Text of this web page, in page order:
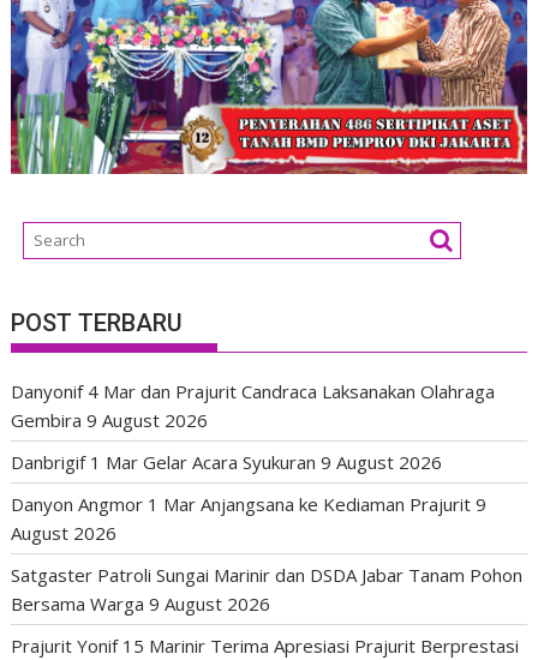
POST TERBARU
Danyonif 4 Mar dan Prajurit Candraca Laksanakan Olahraga
Gembira 9 August 2026
Danbrigif 1 Mar Gelar Acara Syukuran 9 August 2026
Danyon Angmor 1 Mar Anjangsana ke Kediaman Prajurit 9
August 2026
Satgaster Patroli Sungai Marinir dan DSDA Jabar Tanam Pohon
Bersama Warga 9 August 2026
Prajurit Yonif 15 Marinir Terima Apresiasi Prajurit Berprestasi